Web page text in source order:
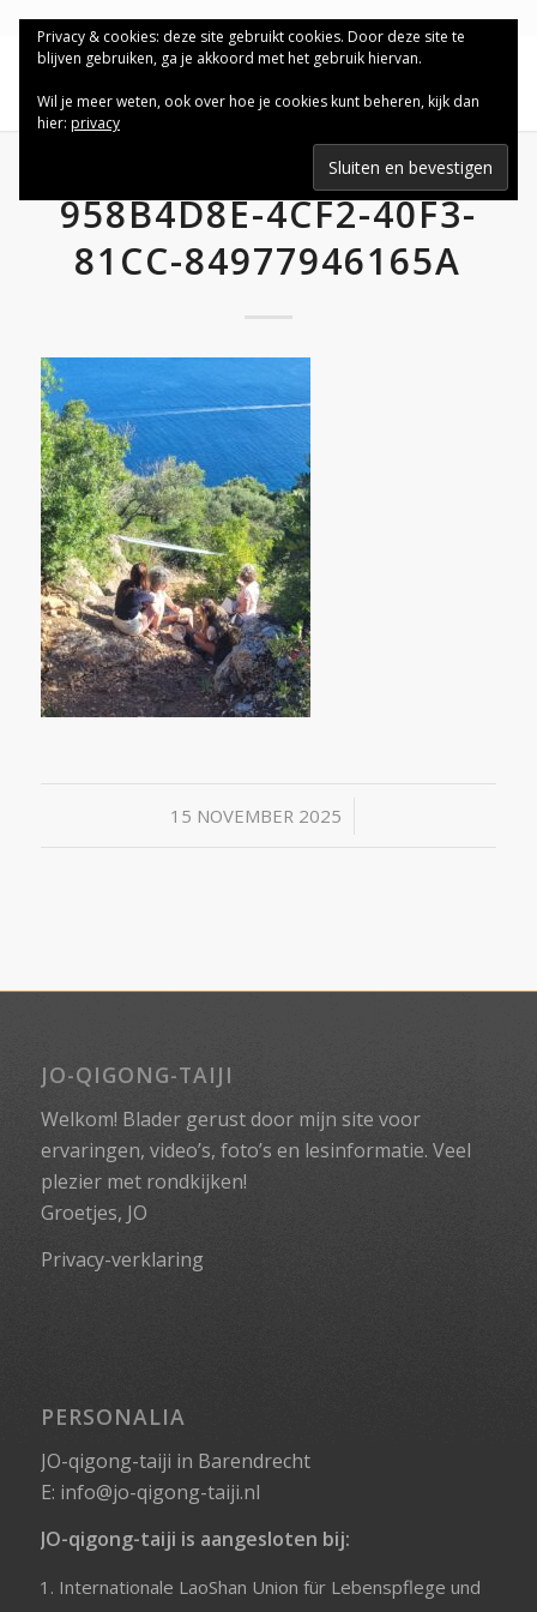
958B4D8E-4CF2-40F3-
81CC-84977946165A
15 NOVEMBER 2025
/
JO-QIGONG-TAIJI
Welkom! Blader gerust door mijn site voor
ervaringen, video’s, foto’s en lesinformatie. Veel
plezier met rondkijken!
Groetjes, JO
Privacy-verklaring
PERSONALIA
JO-qigong-taiji in Barendrecht
E: info@jo-qigong-taiji.nl
JO-qigong-taiji is aangesloten bij:
Internationale LaoShan Union für Lebenspflege und
Privacy & cookies: deze site gebruikt cookies. Door deze site te
blijven gebruiken, ga je akkoord met het gebruik hiervan.
Wil je meer weten, ook over hoe je cookies kunt beheren, kijk dan
hier: privacy